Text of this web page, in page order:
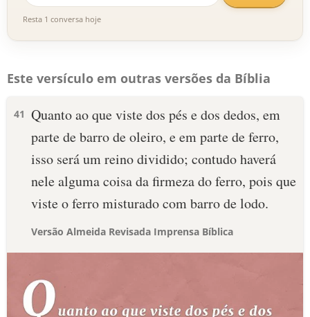
Resta 1 conversa hoje
Este versículo em outras versões da Bíblia
41 Quanto ao que viste dos pés e dos dedos, em
parte de barro de oleiro, e em parte de ferro,
isso será um reino dividido; contudo haverá
nele alguma coisa da firmeza do ferro, pois que
viste o ferro misturado com barro de lodo.
Versão Almeida Revisada Imprensa Bíblica